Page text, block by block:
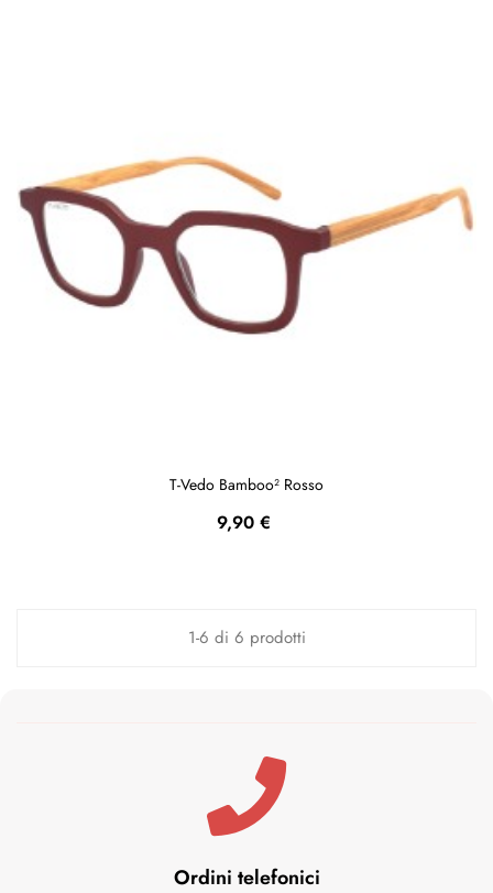
T-Vedo Bamboo² Rosso
Prezzo
9,90 €
1-6 di 6 prodotti
Ordini telefonici